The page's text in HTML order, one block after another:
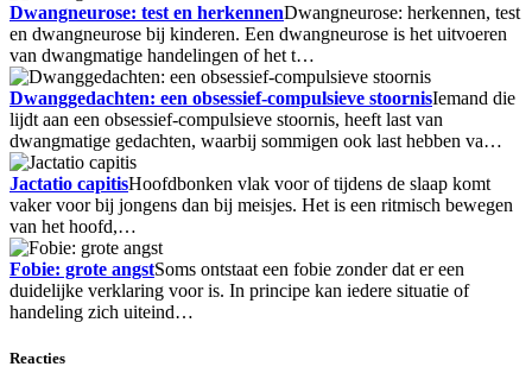
Dwangneurose: test en herkennenDwangneurose: herkennen, test
en dwangneurose bij kinderen. Een dwangneurose is het uitvoeren
van dwangmatige handelingen of het t…
Dwanggedachten: een obsessief-compulsieve stoornisIemand die
lijdt aan een obsessief-compulsieve stoornis, heeft last van
dwangmatige gedachten, waarbij sommigen ook last hebben va…
Jactatio capitisHoofdbonken vlak voor of tijdens de slaap komt
vaker voor bij jongens dan bij meisjes. Het is een ritmisch bewegen
van het hoofd,…
Fobie: grote angstSoms ontstaat een fobie zonder dat er een
duidelijke verklaring voor is. In principe kan iedere situatie of
handeling zich uiteind…
Reacties